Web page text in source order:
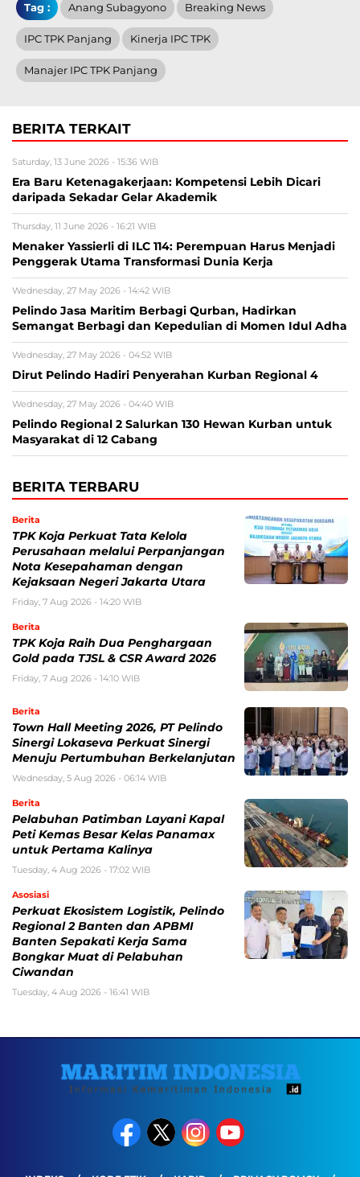
Tag : Anang Subagyono Breaking News
IPC TPK Panjang Kinerja IPC TPK
Manajer IPC TPK Panjang
BERITA TERKAIT
Saturday, 13 June 2026 - 15:36 WIB
Era Baru Ketenagakerjaan: Kompetensi Lebih Dicari
daripada Sekadar Gelar Akademik
Thursday, 11 June 2026 - 16:21 WIB
Menaker Yassierli di ILC 114: Perempuan Harus Menjadi
Penggerak Utama Transformasi Dunia Kerja
Wednesday, 27 May 2026 - 14:42 WIB
Pelindo Jasa Maritim Berbagi Qurban, Hadirkan
Semangat Berbagi dan Kepedulian di Momen Idul Adha
Wednesday, 27 May 2026 - 04:52 WIB
Dirut Pelindo Hadiri Penyerahan Kurban Regional 4
Wednesday, 27 May 2026 - 04:40 WIB
Pelindo Regional 2 Salurkan 130 Hewan Kurban untuk
Masyarakat di 12 Cabang
BERITA TERBARU
Berita
TPK Koja Perkuat Tata Kelola
Perusahaan melalui Perpanjangan
Nota Kesepahaman dengan
Kejaksaan Negeri Jakarta Utara
Friday, 7 Aug 2026 - 14:20 WIB
Berita
TPK Koja Raih Dua Penghargaan
Gold pada TJSL & CSR Award 2026
Friday, 7 Aug 2026 - 14:10 WIB
Berita
Town Hall Meeting 2026, PT Pelindo
Sinergi Lokaseva Perkuat Sinergi
Menuju Pertumbuhan Berkelanjutan
Wednesday, 5 Aug 2026 - 06:14 WIB
Berita
Pelabuhan Patimban Layani Kapal
Peti Kemas Besar Kelas Panamax
untuk Pertama Kalinya
Tuesday, 4 Aug 2026 - 17:02 WIB
Asosiasi
Perkuat Ekosistem Logistik, Pelindo
Regional 2 Banten dan APBMI
Banten Sepakati Kerja Sama
Bongkar Muat di Pelabuhan
Ciwandan
Tuesday, 4 Aug 2026 - 16:41 WIB